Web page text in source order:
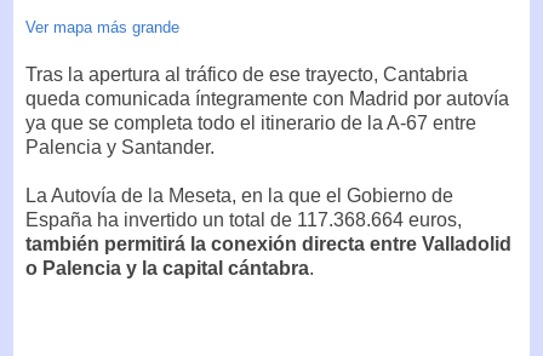
Ver mapa más grande
Tras la apertura al tráfico de ese trayecto, Cantabria
queda comunicada íntegramente con Madrid por autovía
ya que se completa todo el itinerario de la A-67 entre
Palencia y Santander.
La Autovía de la Meseta, en la que el Gobierno de
España ha invertido un total de 117.368.664 euros,
también permitirá la conexión directa entre Valladolid
o Palencia y la capital cántabra.